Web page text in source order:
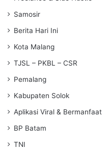
Samosir
Berita Hari Ini
Kota Malang
TJSL – PKBL – CSR
Pemalang
Kabupaten Solok
Aplikasi Viral & Bermanfaat
BP Batam
TNI